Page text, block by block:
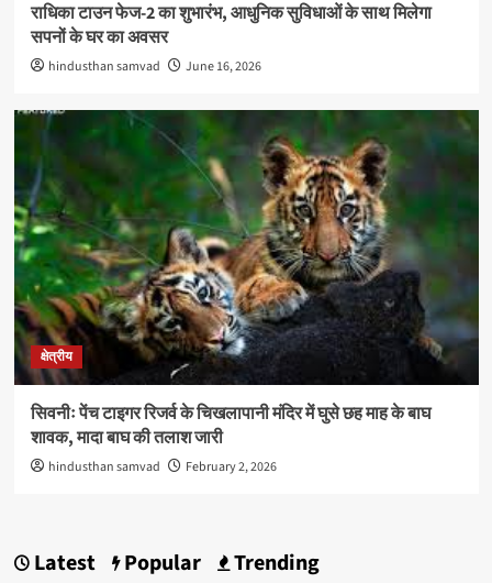
राधिका टाउन फेज-2 का शुभारंभ, आधुनिक सुविधाओं के साथ मिलेगा
सपनों के घर का अवसर
hindusthan samvad June 16, 2026
क्षेत्रीय
सिवनीः पेंच टाइगर रिजर्व के चिखलापानी मंदिर में घुसे छह माह के बाघ
शावक, मादा बाघ की तलाश जारी
hindusthan samvad February 2, 2026
Latest Popular Trending